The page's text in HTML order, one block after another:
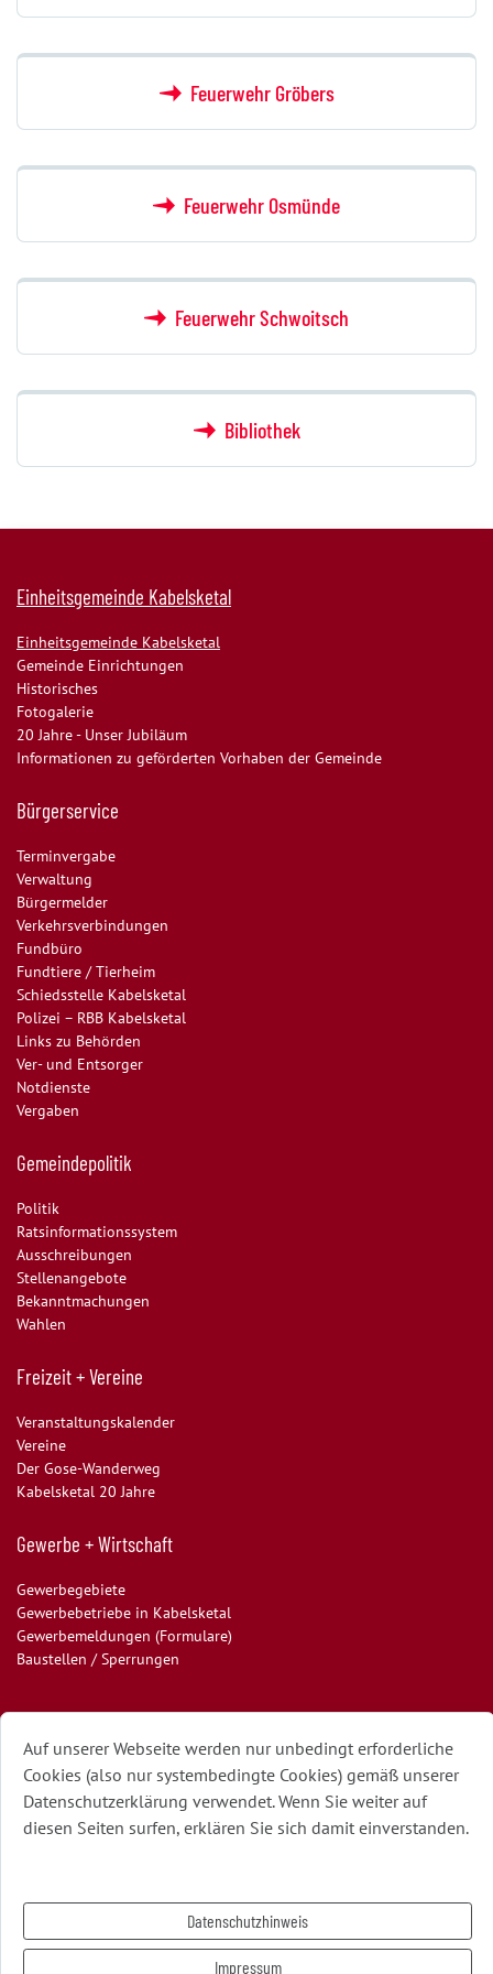
Auf unserer Webseite werden nur unbedingt erforderliche
Cookies (also nur systembedingte Cookies) gemäß unserer
Datenschutzerklärung verwendet. Wenn Sie weiter auf
diesen Seiten surfen, erklären Sie sich damit einverstanden.
Datenschutzhinweis
Impressum
icon icon-arrow-right11
Feuerwehr Gröbers
icon icon-arrow-right11
Feuerwehr Osmünde
icon icon-arrow-right11
Feuerwehr Schwoitsch
icon icon-arrow-right11
Bibliothek
Einheitsgemeinde Kabelsketal
Einheitsgemeinde Kabelsketal
Gemeinde Einrichtungen
Historisches
Fotogalerie
20 Jahre - Unser Jubiläum
Informationen zu geförderten Vorhaben der Gemeinde
Bürgerservice
Terminvergabe
Verwaltung
Bürgermelder
Verkehrsverbindungen
Fundbüro
Fundtiere / Tierheim
Schiedsstelle Kabelsketal
Polizei – RBB Kabelsketal
Links zu Behörden
Ver- und Entsorger
Notdienste
Vergaben
Gemeindepolitik
Politik
Ratsinformationssystem
Ausschreibungen
Stellenangebote
Bekanntmachungen
Wahlen
Freizeit + Vereine
Veranstaltungskalender
Vereine
Der Gose-Wanderweg
Kabelsketal 20 Jahre
Gewerbe + Wirtschaft
Gewerbegebiete
Gewerbebetriebe in Kabelsketal
Gewerbemeldungen (Formulare)
Baustellen / Sperrungen
Impressum
Kontakt